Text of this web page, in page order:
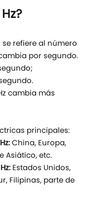
refiere al número
por segundo.
cambia más
principales:
China, Europa,
Asiático, etc.
Estados Unidos,
Filipinas, parte de